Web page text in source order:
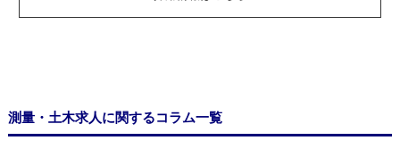
測量・土木求人に関するコラム一覧